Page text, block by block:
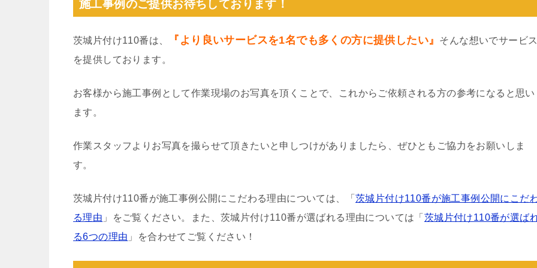
施工事例のご提供お待ちしております！
茨城片付け110番は、 『より良いサービスを1名でも多くの方に提供したい』
そんな想いでサービス
を提供しております。
お客様から施工事例として作業現場のお写真を頂くことで、これからご依頼される方の参考になると思い
ます。
作業スタッフよりお写真を撮らせて頂きたいと申しつけがありましたら、ぜひともご協力をお願いしま
す。
茨城片付け110番が施工事例公開にこだわる理由については、「 茨城片付け110番が施工事例公開にこだ
る理由 」をご覧ください。また、茨城片付け110番が選ばれる理由については「 茨城片付け110番が選ば
る6つの理由 」を合わせてご覧ください！